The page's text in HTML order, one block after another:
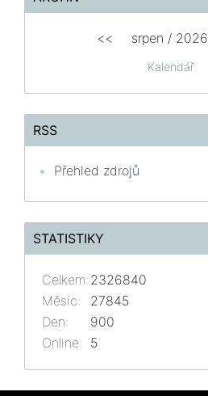
Kalendář
<< srpen / 2026
RSS
Přehled zdrojů
STATISTIKY
Online: 5
Celkem: 2326840
Měsíc:
27845
Den:
900